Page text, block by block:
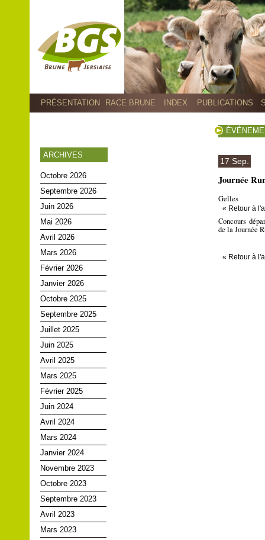
PRÉSENTATION RACE BRUNE INDEX PUBLICATIONS
ARCHIVES
Octobre 2026
Septembre 2026
Juin 2026
Mai 2026
Avril 2026
Mars 2026
Février 2026
Janvier 2026
Octobre 2025
Septembre 2025
Juillet 2025
Juin 2025
Avril 2025
Mars 2025
Février 2025
Juin 2024
Avril 2024
Mars 2024
Janvier 2024
Novembre 2023
Octobre 2023
Septembre 2023
Avril 2023
Mars 2023
17 Sep.
Journée
Gelles
« Retour à
Concours
de la Journée
« Retour à